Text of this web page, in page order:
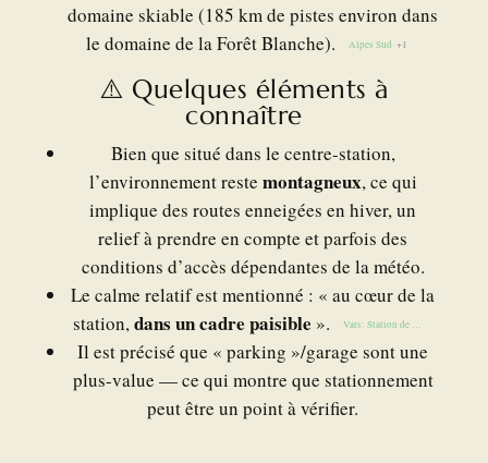
domaine skiable (185 km de pistes environ dans
le domaine de la Forêt Blanche).
Alpes Sud +1
⚠️ Quelques éléments à
connaître
Bien que situé dans le centre-station,
l’environnement reste montagneux, ce qui
implique des routes enneigées en hiver, un
relief à prendre en compte et parfois des
conditions d’accès dépendantes de la météo.
Le calme relatif est mentionné : « au cœur de la
station,dans un cadre paisible ». Vars: Station de ski Hautes-Alpes
Il est précisé que « parking »/garage sont une
plus-value — ce qui montre que stationnement
peut être un point à vérifier.